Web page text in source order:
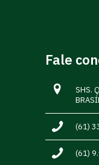
Fale
SHS.
(61)
(61)